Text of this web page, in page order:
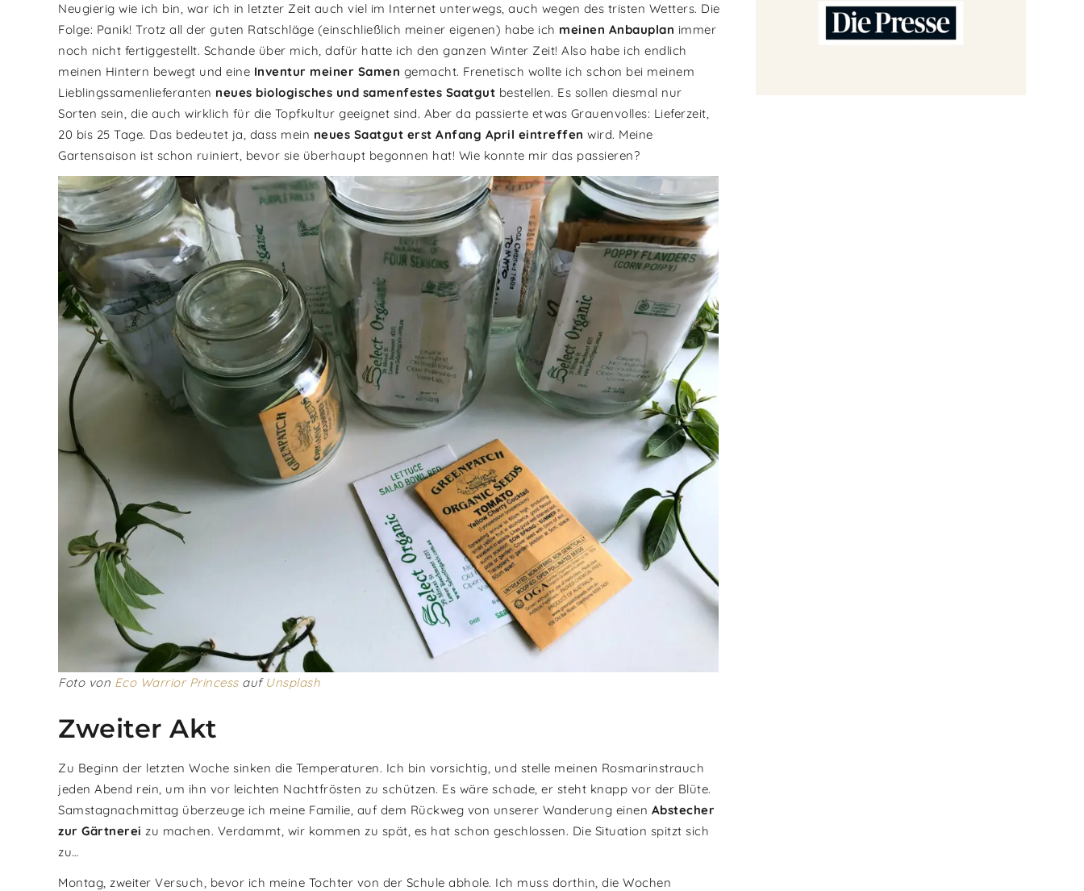
Neugierig wie ich bin, war ich in letzter Zeit auch viel im Internet unterwegs, auch wegen des tristen Wetters. Die
Folge: Panik! Trotz all der guten Ratschläge (einschließlich meiner eigenen) habe ich meinen Anbauplan immer
noch nicht fertiggestellt. Schande über mich, dafür hatte ich den ganzen Winter Zeit! Also habe ich endlich
meinen Hintern bewegt und eine Inventur meiner Samen gemacht. Frenetisch wollte ich schon bei meinem
Lieblingssamenlieferanten neues biologisches und samenfestes Saatgut bestellen. Es sollen diesmal nur
Sorten sein, die auch wirklich für die Topfkultur geeignet sind. Aber da passierte etwas Grauenvolles: Lieferzeit,
20 bis 25 Tage. Das bedeutet ja, dass mein neues Saatgut erst Anfang April eintreffen wird. Meine
Gartensaison ist schon ruiniert, bevor sie überhaupt begonnen hat! Wie konnte mir das passieren?
Foto von Eco Warrior Princessauf Unsplash
Zweiter Akt
Zu Beginn der letzten Woche sinken die Temperaturen. Ich bin vorsichtig, und stelle meinen Rosmarinstrauch
jeden Abend rein, um ihn vor leichten Nachtfrösten zu schützen. Es wäre schade, er steht knapp vor der Blüte.
Samstagnachmittag überzeuge ich meine Familie, auf dem Rückweg von unserer Wanderung einen Abstecher
zur Gärtnerei zu machen. Verdammt, wir kommen zu spät, es hat schon geschlossen. Die Situation spitzt sich
zu…
Montag, zweiter Versuch, bevor ich meine Tochter von der Schule abhole. Ich muss dorthin, die Wochen